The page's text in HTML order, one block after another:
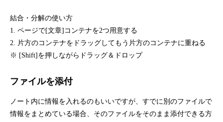
結合・分解の使い方
1. ページで[文章]コンテナを2つ用意する
2. 片方のコンテナをドラッグしてもう片方のコンテナに重ねる
※ [Shift]を押しながらドラッグ＆ドロップ
ファイルを添付
ノート内に情報を入れるのもいいですが、すでに別のファイルで
情報をまとめている場合、そのファイルをそのまま添付できる方